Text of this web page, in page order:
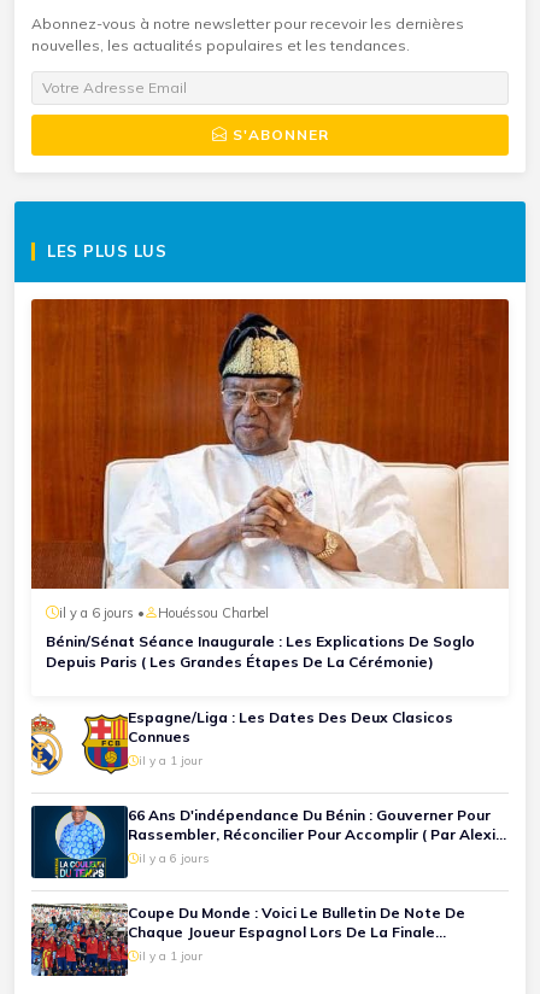
Abonnez-vous à notre newsletter pour recevoir les dernières
nouvelles, les actualités populaires et les tendances.
S'ABONNER
LES PLUS LUS
il y a 6 jours • Houéssou Charbel
Bénin/Sénat Séance Inaugurale : Les Explications De Soglo
Depuis Paris ( Les Grandes Étapes De La Cérémonie)
Espagne/Liga : Les Dates Des Deux Clasicos
Connues
il y a 1 jour
66 Ans D'indépendance Du Bénin : Gouverner Pour
Rassembler, Réconcilier Pour Accomplir ( Par Alexis
AZONWAKIN)
il y a 6 jours
Coupe Du Monde : Voici Le Bulletin De Note De
Chaque Joueur Espagnol Lors De La Finale
Espagne-Argentine
il y a 1 jour